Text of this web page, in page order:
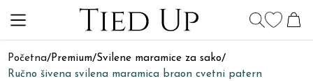
Početna/Premium/Svilene maramice za sako/
Ručno šivena svilena maramica braon cvetni patern